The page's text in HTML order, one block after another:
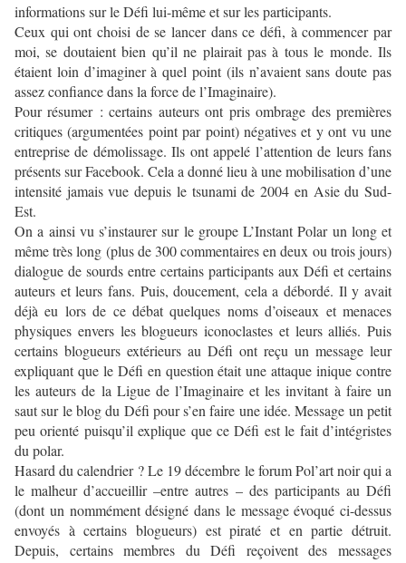
informations sur le Défi lui-même et sur les participants.
Ceux qui ont choisi de se lancer dans ce défi, à commencer par
moi, se doutaient bien qu’il ne plairait pas à tous le monde. Ils
étaient loin d’imaginer à quel point (ils n’avaient sans doute pas
assez confiance dans la force de l’Imaginaire).
Pour résumer : certains auteurs ont pris ombrage des premières
critiques (argumentées point par point) négatives et y ont vu une
entreprise de démolissage. Ils ont appelé l’attention de leurs fans
présents sur Facebook. Cela a donné lieu à une mobilisation d’une
intensité jamais vue depuis le tsunami de 2004 en Asie du Sud-
Est.
On a ainsi vu s’instaurer sur le groupe L’Instant Polar un long et
même très long (plus de 300 commentaires en deux ou trois jours)
dialogue de sourds entre certains participants aux Défi et certains
auteurs et leurs fans. Puis, doucement, cela a débordé. Il y avait
déjà eu lors de ce débat quelques noms d’oiseaux et menaces
physiques envers les blogueurs iconoclastes et leurs alliés. Puis
certains blogueurs extérieurs au Défi ont reçu un message leur
expliquant que le Défi en question était une attaque inique contre
les auteurs de la Ligue de l’Imaginaire et les invitant à faire un
saut sur le blog du Défi pour s’en faire une idée. Message un petit
peu orienté puisqu’il explique que ce Défi est le fait d’intégristes
du polar.
Hasard du calendrier ? Le 19 décembre le forum Pol’art noir qui a
le malheur d’accueillir –entre autres – des participants au Défi
(dont un nommément désigné dans le message évoqué ci-dessus
envoyés à certains blogueurs) est piraté et en partie détruit.
Depuis, certains membres du Défi reçoivent des messages